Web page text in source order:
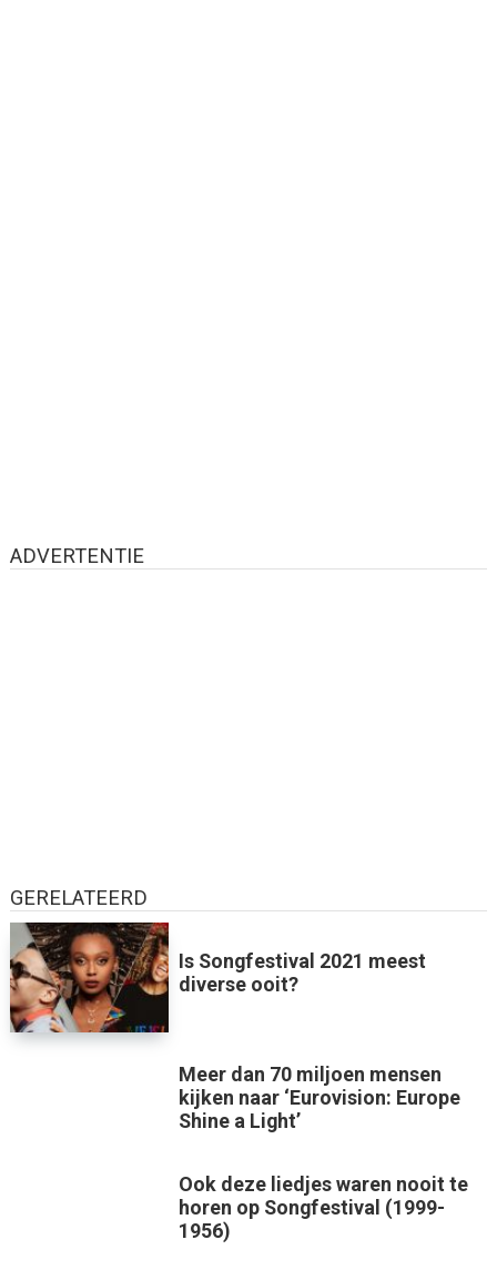
ADVERTENTIE
GERELATEERD
Is Songfestival 2021 meest
diverse ooit?
Meer dan 70 miljoen mensen
kijken naar ‘Eurovision: Europe
Shine a Light’
Ook deze liedjes waren nooit te
horen op Songfestival (1999-
1956)